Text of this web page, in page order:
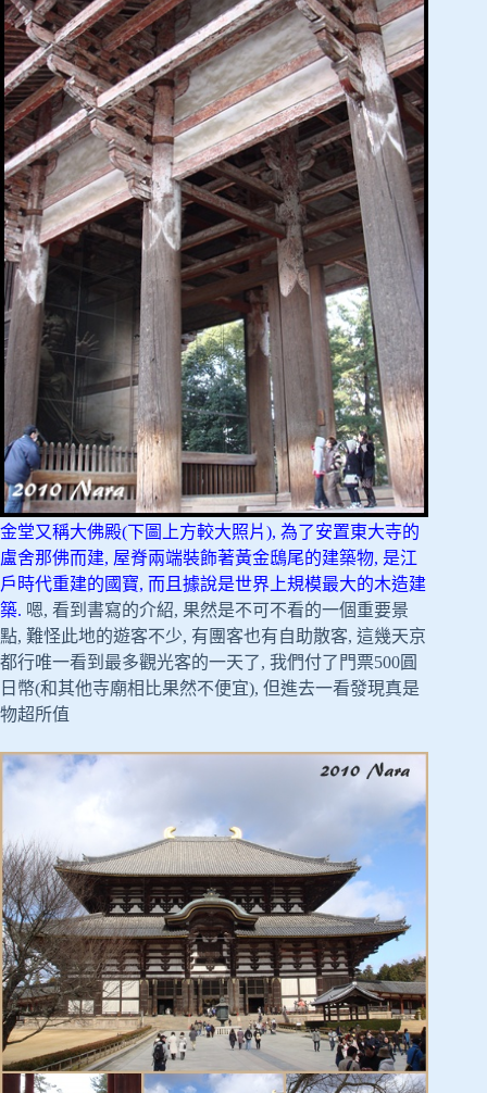
金堂又稱大佛殿(下圖上方較大照片), 為了安置東大寺的
盧舍那佛而建, 屋脊兩端裝飾著黃金鴟尾的建築物, 是江
戶時代重建的國寶, 而且據說是世界上規模最大的木造建
築. 嗯, 看到書寫的介紹, 果然是不可不看的一個重要景
點, 難怪此地的遊客不少, 有團客也有自助散客, 這幾天京
都行唯一看到最多觀光客的一天了, 我們付了門票500圓
日幣(和其他寺廟相比果然不便宜), 但進去一看發現真是
物超所值